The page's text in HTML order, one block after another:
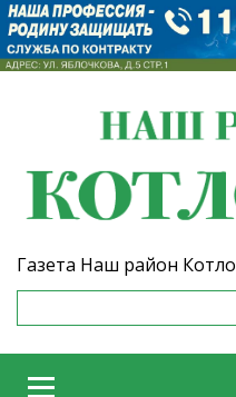
Газета Наш район